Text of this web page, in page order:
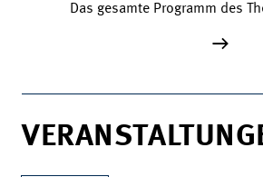
Das gesamte Programm des